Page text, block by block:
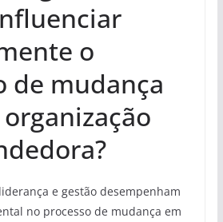
o
de mudança
e gestão desempenham
no processo de mudança em